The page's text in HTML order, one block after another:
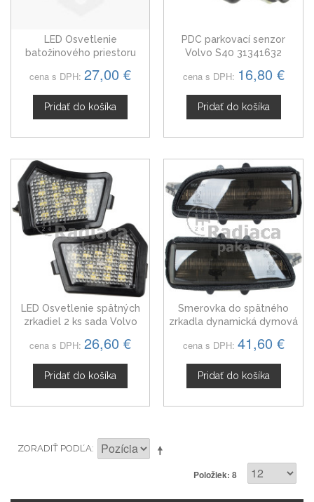
LED Osvetlenie
batožinového priestoru
cena s DPH: 27,00 €
Pridať do košíka
PDC parkovací senzor
Volvo S40 31341632
cena s DPH: 16,80 €
Pridať do košíka
LED Osvetlenie spätných
zrkadiel 2 ks sada Volvo
cena s DPH: 26,60 €
Pridať do košíka
Smerovka do spätného
zrkadla dynamická dymová
II 30716697
cena s DPH: 41,60 €
Pridať do košíka
ZORADIŤ PODĽA
Položiek: 8